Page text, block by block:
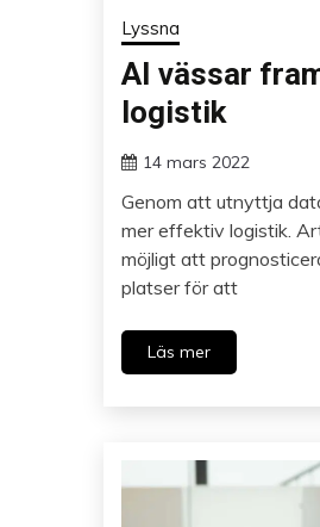
Lyssna
AI vässar
logistik
14 mars 2022
Genom att utnyttja
mer effektiv logistik.
möjligt att
platser för att
Läs mer